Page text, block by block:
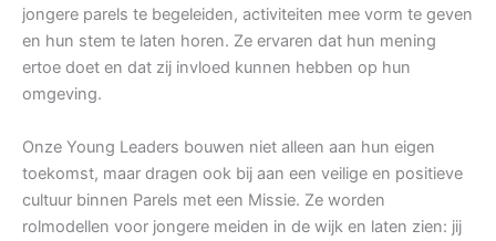
jongere parels te begeleiden, activiteiten mee vorm te geven
en hun stem te laten horen. Ze ervaren dat hun mening
ertoe doet en dat zij invloed kunnen hebben op hun
omgeving.
Onze Young Leaders bouwen niet alleen aan hun eigen
toekomst, maar dragen ook bij aan een veilige en positieve
cultuur binnen Parels met een Missie. Ze worden
rolmodellen voor jongere meiden in de wijk en laten zien: jij